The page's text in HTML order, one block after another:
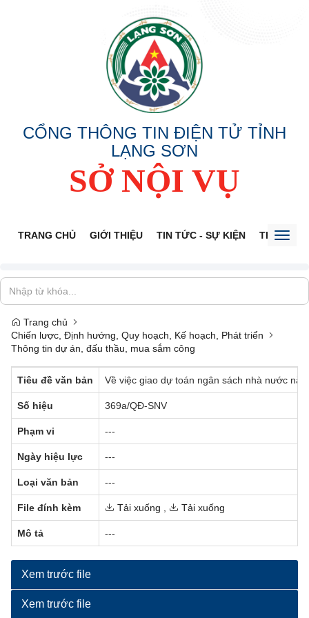
CỔNG THÔNG TIN ĐIỆN TỬ TỈNH
LẠNG SƠN
SỞ NỘI VỤ
TRANG CHỦ GIỚI THIỆU TIN TỨC - SỰ KIỆN THÔNG
Trang chủ
Chiến lược, Định hướng, Quy hoạch, Kế hoạch, Phát triển
Thông tin dự án, đấu thầu, mua sắm công
Tiêu đề văn bản Về việc giao dự toán ngân sách nhà nước
Số hiệu 369a/QĐ-SNV
Phạm vi ---
Ngày hiệu lực ---
Loại văn bản ---
File đính kèm Tải xuống Tải xuống
Mô tả ---
Xem trước file
Xem trước file